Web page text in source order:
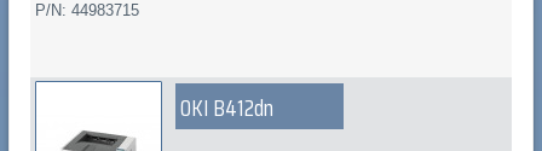
P/N: 44983715
OKI B412dn